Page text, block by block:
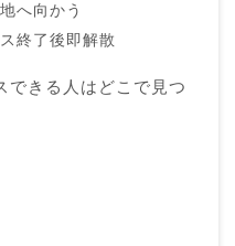
へ向かう
終了後即解散
できる人はどこで見つ